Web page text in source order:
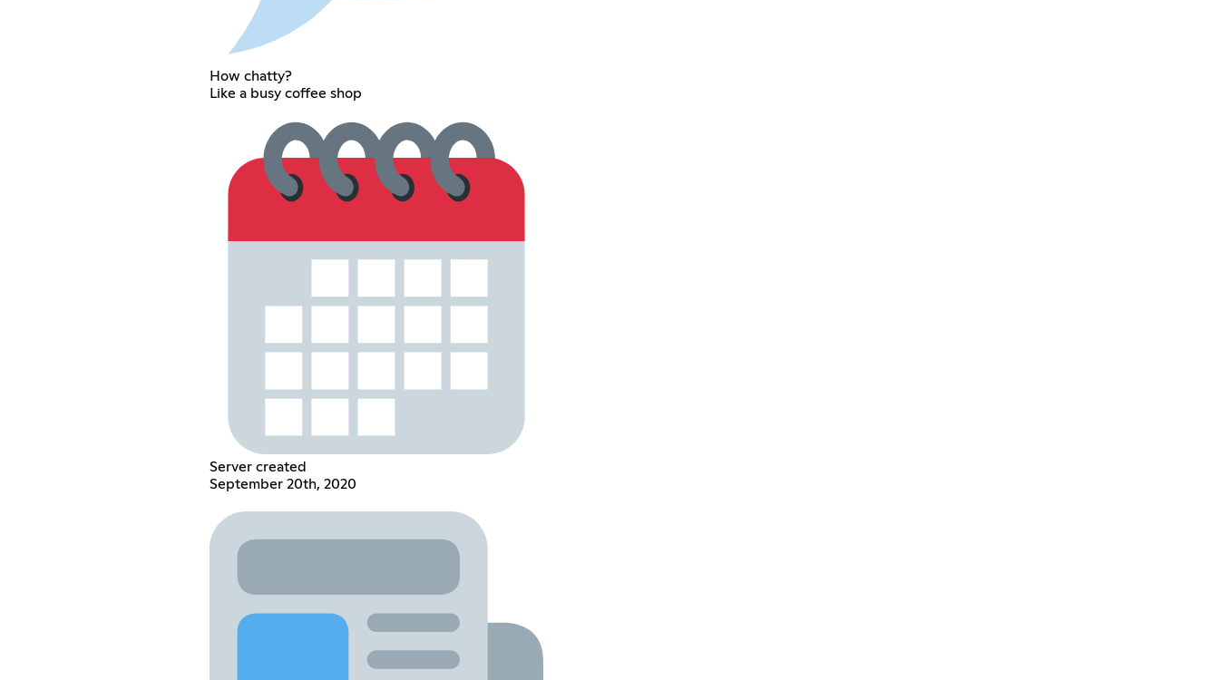
How chatty?
Like a busy coffee shop
Server created
September 20th, 2020